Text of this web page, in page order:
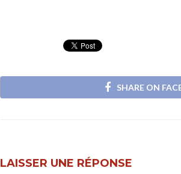
SHARE ON
LAISSER UNE RÉPONSE